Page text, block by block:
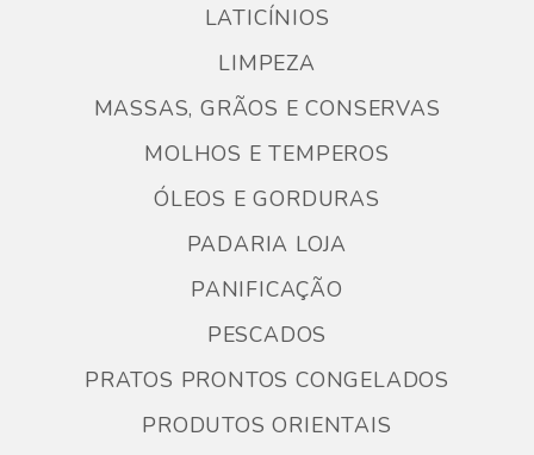
LATICÍNIOS
LIMPEZA
MASSAS, GRÃOS E CONSERVAS
MOLHOS E TEMPEROS
ÓLEOS E GORDURAS
PADARIA LOJA
PANIFICAÇÃO
PESCADOS
PRATOS PRONTOS CONGELADOS
PRODUTOS ORIENTAIS